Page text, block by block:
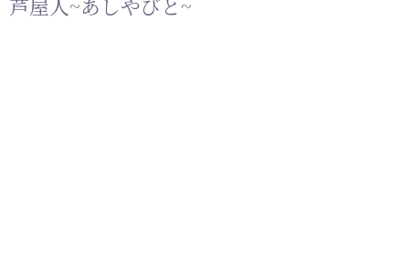
芦屋人~あしやびと~